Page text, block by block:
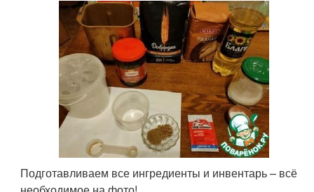
Подготавливаем все ингредиенты и инвентарь – всё